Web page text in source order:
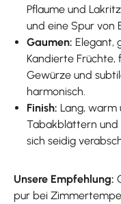
Pflaume und
und eine Spur von
Gaumen: Elegant,
Kandierte Früchte,
Gewürze und
harmonisch.
Finish: Lang, warm
Tabakblättern und
sich seidig
Unsere Empfehlung:
pur bei